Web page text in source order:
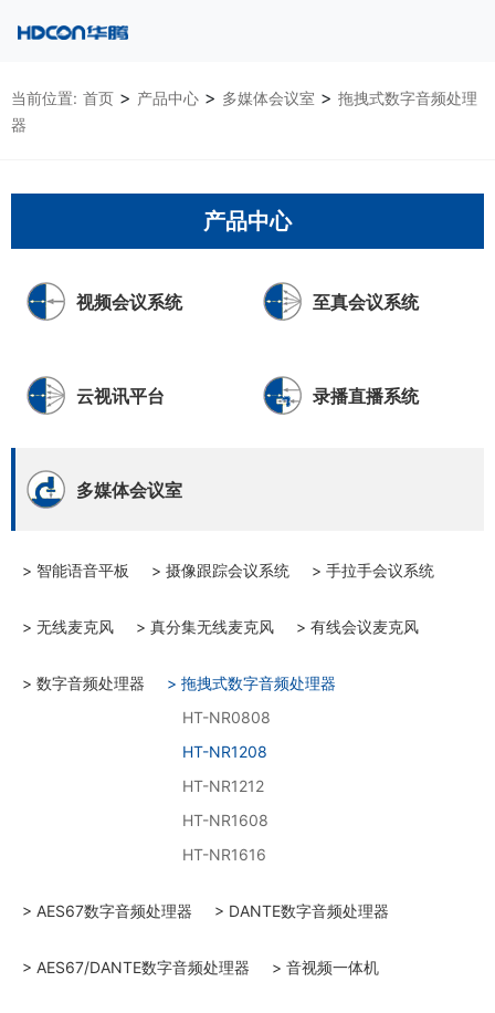
当前位置: 首页 > 产品中心 > 多媒体会议室 > 拖拽式数字音频处理
器
产品中心
视频会议系统 至真会议系统
云视讯平台 录播直播系统
多媒体会议室
> 智能语音平板 > 摄像跟踪会议系统 > 手拉手会议系统
> 无线麦克风 > 真分集无线麦克风 > 有线会议麦克风
> 数字音频处理器
> 拖拽式数字音频处理器
HT-NR0808
HT-NR1208
HT-NR1212
HT-NR1608
HT-NR1616
> AES67数字音频处理器 > DANTE数字音频处理器
> AES67/DANTE数字音频处理器 > 音视频一体机